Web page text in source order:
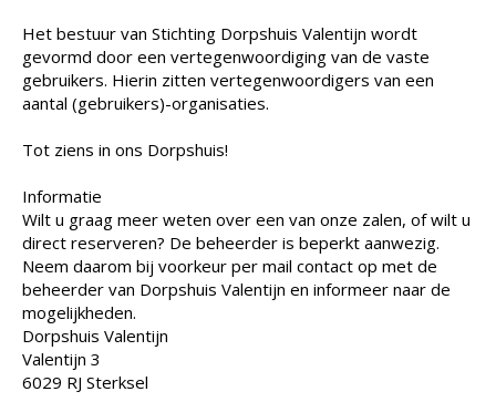
Het bestuur van Stichting Dorpshuis Valentijn wordt
gevormd door een vertegenwoordiging van de vaste
gebruikers. Hierin zitten vertegenwoordigers van een
aantal (gebruikers)-organisaties.
Tot ziens in ons Dorpshuis!
Informatie
Wilt u graag meer weten over een van onze zalen, of wilt u
direct reserveren? De beheerder is beperkt aanwezig.
Neem daarom bij voorkeur per mail contact op met de
beheerder van Dorpshuis Valentijn en informeer naar de
mogelijkheden.
Dorpshuis Valentijn
Valentijn 3
6029 RJ Sterksel